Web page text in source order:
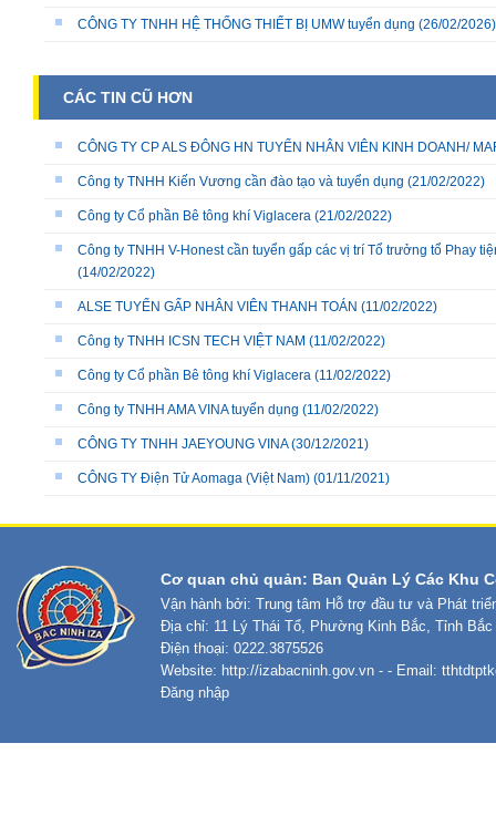
CÔNG TY TNHH HỆ THỐNG THIẾT BỊ UMW tuyển dụng (26/02/2026)
CÁC TIN CŨ HƠN
CÔNG TY CP ALS ĐÔNG HN TUYỂN NHÂN VIÊN KINH DOANH/
Công ty TNHH Kiến Vương cần đào tạo và tuyển dụng (21/02/2022)
Công ty Cổ phần Bê tông khí Viglacera (21/02/2022)
Công ty TNHH V-Honest cần tuyển gấp các vị trí Tổ trưởng tổ Phay
(14/02/2022)
ALSE TUYỂN GẤP NHÂN VIÊN THANH TOÁN (11/02/2022)
Công ty TNHH ICSN TECH VIỆT NAM (11/02/2022)
Công ty Cổ phần Bê tông khí Viglacera (11/02/2022)
Công ty TNHH AMA VINA tuyển dụng (11/02/2022)
CÔNG TY TNHH JAEYOUNG VINA(30/12/2021)
CÔNG TY Điện Tử Aomaga (Việt Nam) (01/11/2021)
Cơ quan chủ quản: Ban Quản Lý Các Khu
Vận hành bởi: Trung tâm Hỗ trợ đầu tư và Phát
Địa chỉ: 11 Lý Thái Tổ, Phường Kinh Bắc, Tỉnh Bắc
Điện thoại: 0222.3875526
Website: http://izabacninh.gov.vn - - Email:
Đăng nhập